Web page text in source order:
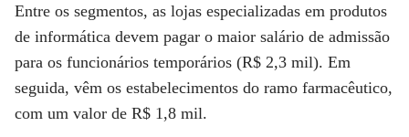
Entre os segmentos, as lojas especializadas em produtos
de informática devem pagar o maior salário de admissão
para os funcionários temporários (R$ 2,3 mil). Em
seguida, vêm os estabelecimentos do ramo farmacêutico,
com um valor de R$ 1,8 mil.